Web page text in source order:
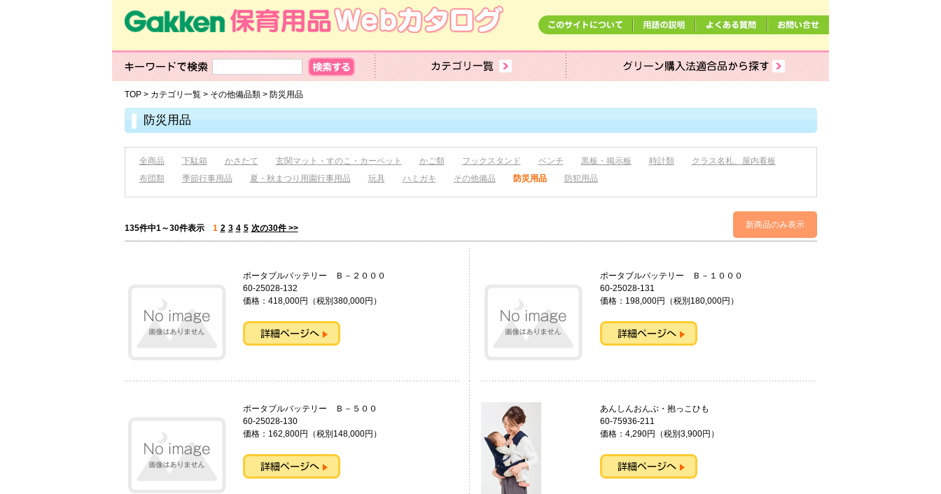
TOP> カテゴリ一覧> その他備品類> 防災用品
防災用品
全商品 下駄箱 かさたて 玄関マット・すのこ・カーペット かご類 フックスタンド ベンチ 黒板・掲示板 時計類
クラス名札、屋内看板
布団類
季節行事用品 夏・秋まつり用園行事用品 玩具 ハミガキ その他備品 防災用品 防犯用品
135件中1～30件表示 1 2 3 4 5 次の30件 >> 新商品のみ表示
ポータブルバッテリー Ｂ－２０００
60-25028-132
価格：418,000円（税別380,000円）
ポータブルバッテリー Ｂ－１０００
60-25028-131
価格：198,000円（税別180,000円）
ポータブルバッテリー Ｂ－５００
60-25028-130
価格：162,800円（税別148,000円）
あんしんおんぶ・抱っこひも
60-75936-211
価格：4,290円（税別3,900円）